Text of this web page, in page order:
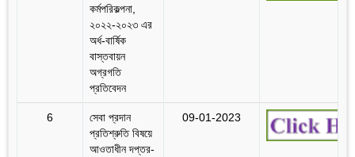
কর্মপরিকল্পনা,
২০২২-২০২৩ এর
অর্ধ-বার্ষিক
বাস্তবায়ন
অগ্রগতি
প্রতিবেদন
6
সেবা প্রদান
প্রতিশ্রুতি বিষয়ে
আওতাধীন দপ্তর-
09-01-2023